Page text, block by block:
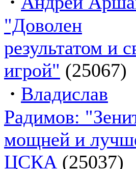
"Доволен
результатом и
игрой" (25067)
· Владислав
Радимов:
мощней и
ЦСКА (25037)